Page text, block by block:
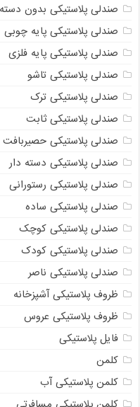
صندلی پلاستیکی بدون دسته
صندلی پلاستیکی پایه چوبی
صندلی پلاستیکی پایه فلزی
صندلی پلاستیکی تاشو
صندلی پلاستیکی ترک
صندلی پلاستیکی ثابت
صندلی پلاستیکی حصیربافت
صندلی پلاستیکی دسته دار
صندلی پلاستیکی رستورانی
صندلی پلاستیکی ساده
صندلی پلاستیکی کوچک
صندلی پلاستیکی کودک
صندلی پلاستیکی ناصر
ظروف پلاستیکی آشپزخانه
ظروف پلاستیکی عروس
فایل پلاستیکی
کلمن
کلمن پلاستیکی آب